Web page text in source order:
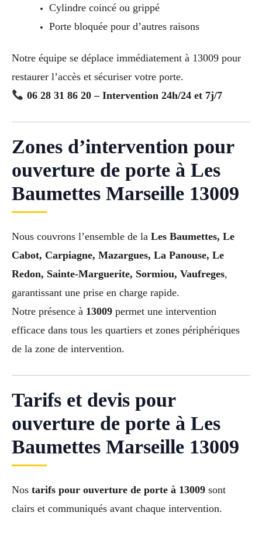
Cylindre coincé ou grippé
Porte bloquée pour d’autres raisons
Notre équipe se déplace immédiatement à 13009 pour
restaurer l’accès et sécuriser votre porte.
06 28 31 86 20 – Intervention 24h/24 et 7j/7
Zones d’intervention pour
ouverture de porte à Les
Baumettes Marseille 13009
Nous couvrons l’ensemble de la Les Baumettes, Le
Cabot, Carpiagne, Mazargues, La Panouse, Le
Redon, Sainte-Marguerite, Sormiou, Vaufreges,
garantissant une prise en charge rapide.
Notre présence à 13009 permet une intervention
efficace dans tous les quartiers et zones périphériques
de la zone de intervention.
Tarifs et devis pour
ouverture de porte à Les
Baumettes Marseille 13009
Nos tarifs pour ouverture de porte à 13009 sont
clairs et communiqués avant chaque intervention.